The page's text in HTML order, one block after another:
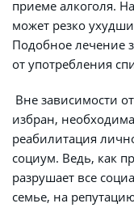
приеме алкоголя.
может резко
Подобное лечение
от употребления
избран,
реабилитация
социум. Ведь, как
разрушает все
семье, на